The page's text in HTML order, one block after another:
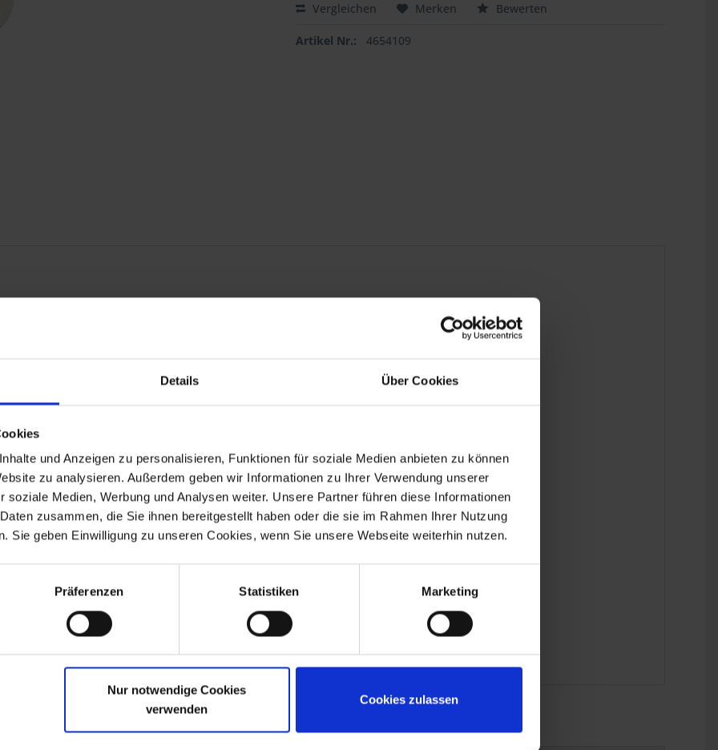
Details Über Cookies
und Anzeigen zu personalisieren, Funktionen für soziale Medien anbieten zu können
zu analysieren. Außerdem geben wir Informationen zu Ihrer Verwendung unserer
soziale Medien, Werbung und Analysen weiter. Unsere Partner führen diese Informationen
zusammen, die Sie ihnen bereitgestellt haben oder die sie im Rahmen Ihrer Nutzung
Sie geben Einwilligung zu unseren Cookies, wenn Sie unsere Webseite weiterhin nutzen.
Präferenzen Statistiken Marketing
Nur notwendige Cookies
verwenden
Cookies zulassen
Vergleichen Merken Bewerten
Artikel Nr.: 4654109
R 60/5
1969-1973
R 60/6
1973-1976
1973-1976
R 60/7
1976-1980
R 80
1977-9.1980
R 65
1978-9.1980
R 65 Mono 1985-1993
R 100
Mono
haben sich ebenfalls angesehen